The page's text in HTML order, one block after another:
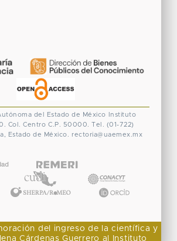
del Estado de México
Instituto
Col. Centro C.P. 50000. Tel. (01-722)
Estado de México. rectoria@uaemex.mx
del ingreso de la científica y
Cárdenas Guerrero al Instituto